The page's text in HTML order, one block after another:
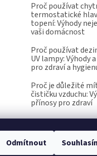
Odmítnout
Proč používat
termostatické
topení: Výhody
vaši domácnost
Proč používat
UV lampy: Výhody
pro zdraví a
Proč je důležité
čističku vzduchu:
přínosy pro zdraví